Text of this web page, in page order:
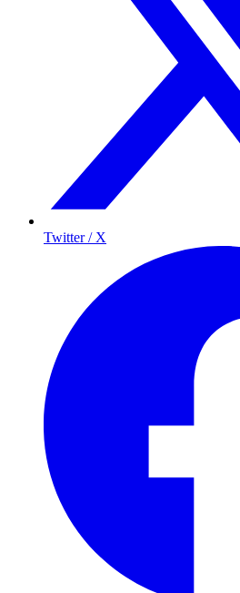
Twitter / X